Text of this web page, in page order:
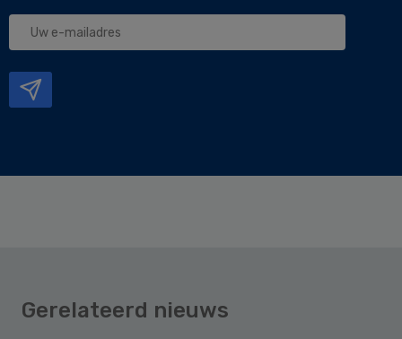
Uw
Gerelateerd nieuws